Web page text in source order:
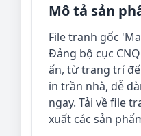
Mô tả sản
File tranh gốc
Đảng bộ cục
ấn, từ trang trí
in trần nhà, dễ
ngay. Tải về file
xuất các sản